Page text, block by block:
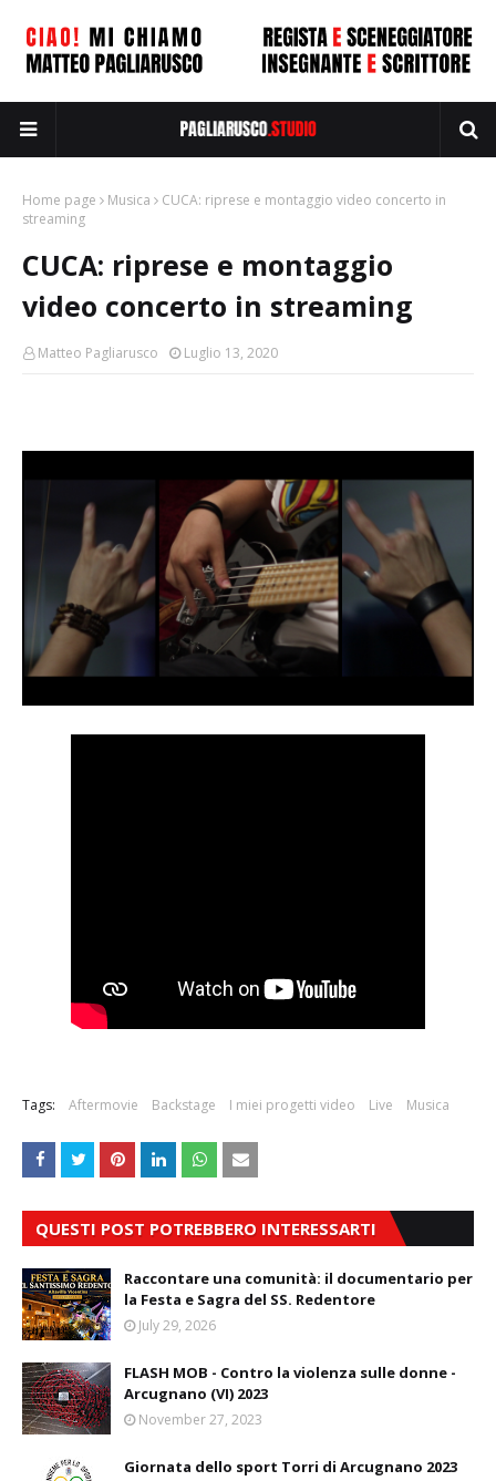
Home page Musica
CUCA: riprese e montaggio video concerto in
streaming
CUCA: riprese e montaggio
video concerto in streaming
Matteo Pagliarusco Luglio 13, 2020
Tags: Aftermovie Backstage I miei progetti video Live Musica
QUESTI POST POTREBBERO INTERESSARTI
Raccontare una comunità: il documentario per
la Festa e Sagra del SS. Redentore
July 29, 2026
FLASH MOB - Contro la violenza sulle donne -
Arcugnano (VI) 2023
November 27, 2023
Giornata dello sport Torri di Arcugnano 2023